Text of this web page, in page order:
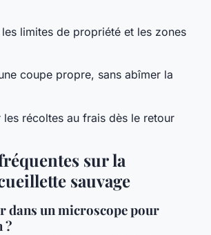
les limites de propriété et les zones
coupe propre, sans abîmer la
les récoltes au frais dès le retour
sur la
sauvage
dans un microscope pour
?